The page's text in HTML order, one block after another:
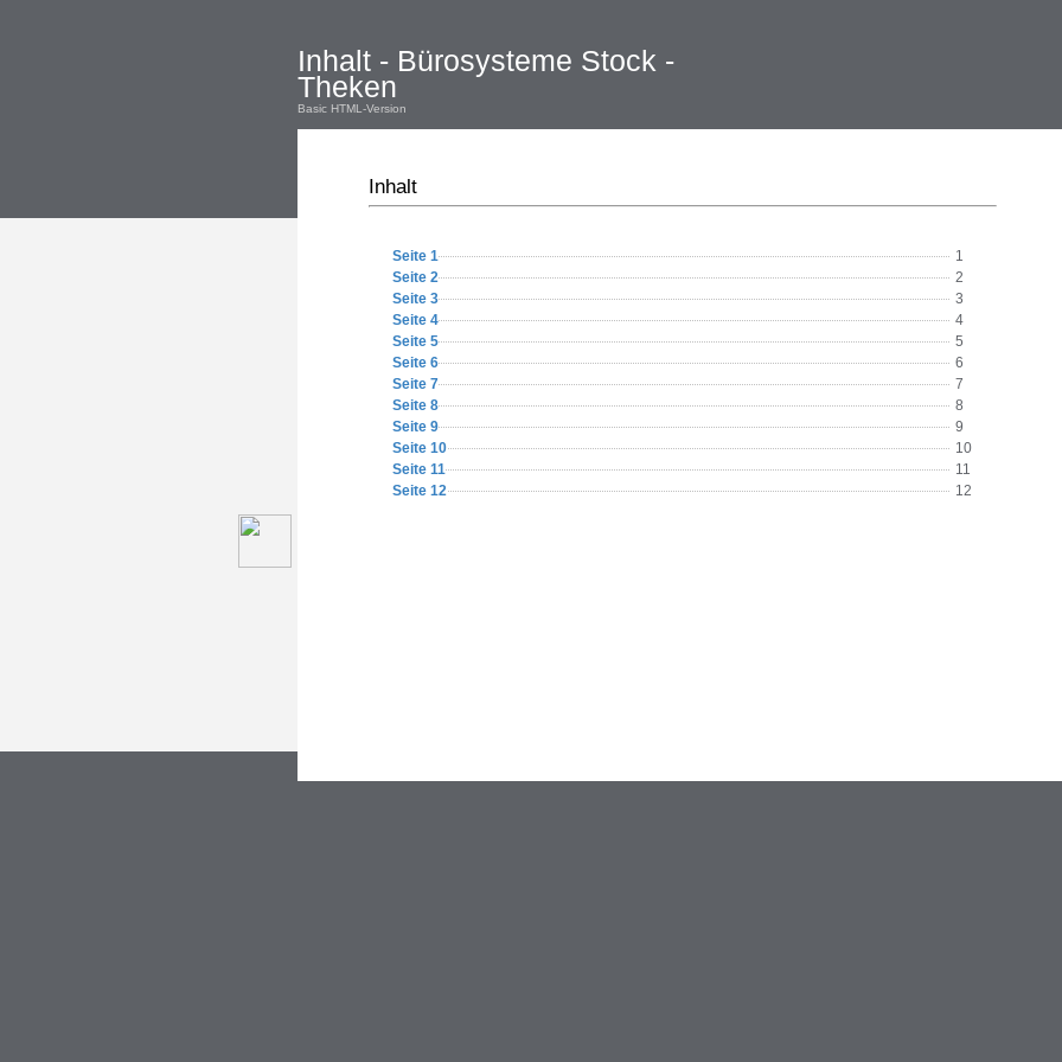
Inhalt - Bürosysteme Stock -
Theken
Basic HTML-Version
Inhalt
Seite 1
1
Seite 2
2
Seite 3
3
Seite 4
4
Seite 5
5
Seite 6
6
Seite 7
7
Seite 8
8
Seite 9
9
Seite 10
10
Seite 11
11
Seite 12
12